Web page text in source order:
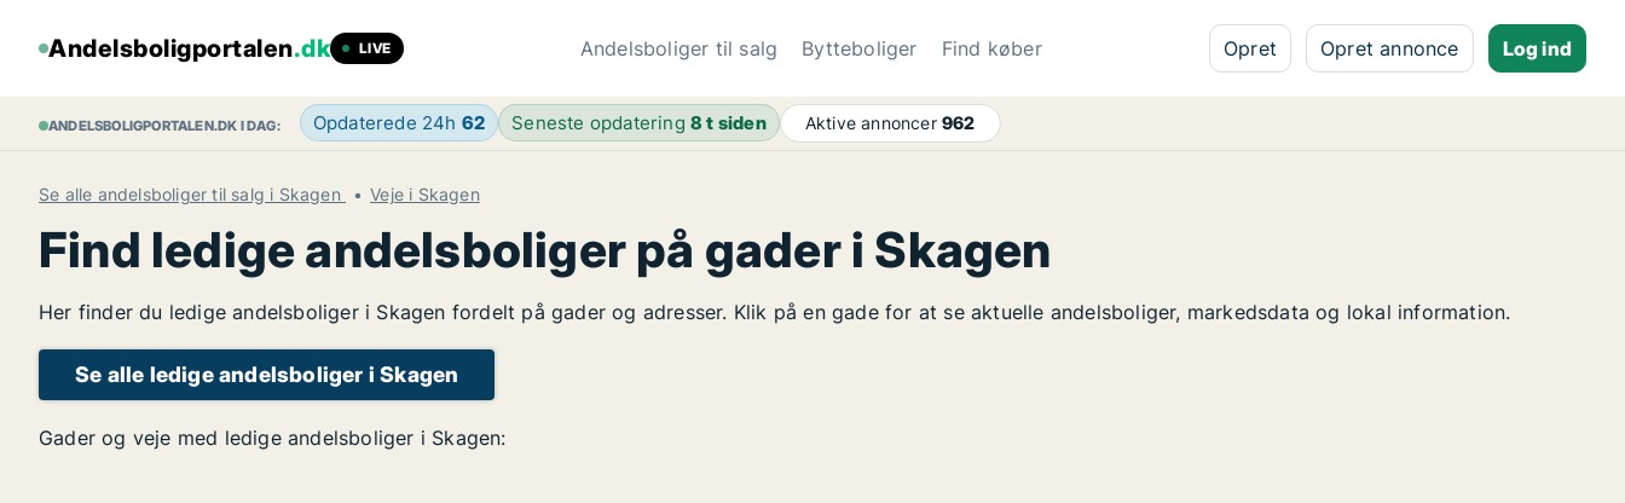
Andelsboligportalen.dk LIVE Andelsboliger til salg Bytteboliger Find køber Opret Opret annonce Log ind
ANDELSBOLIGPORTALEN.DK I DAG: Opdaterede 24h 62 Seneste opdatering8 t siden Aktive annoncer962
Se alle andelsboliger til salg i Skagen Veje i Skagen
Find ledige andelsboliger på gader i Skagen
Her finder du ledige andelsboliger i Skagen fordelt på gader og adresser. Klik på en gade for at se aktuelle andelsboliger, markedsdata og lokal information.
Se alle ledige andelsboliger i Skagen
Gader og veje med ledige andelsboliger i Skagen: